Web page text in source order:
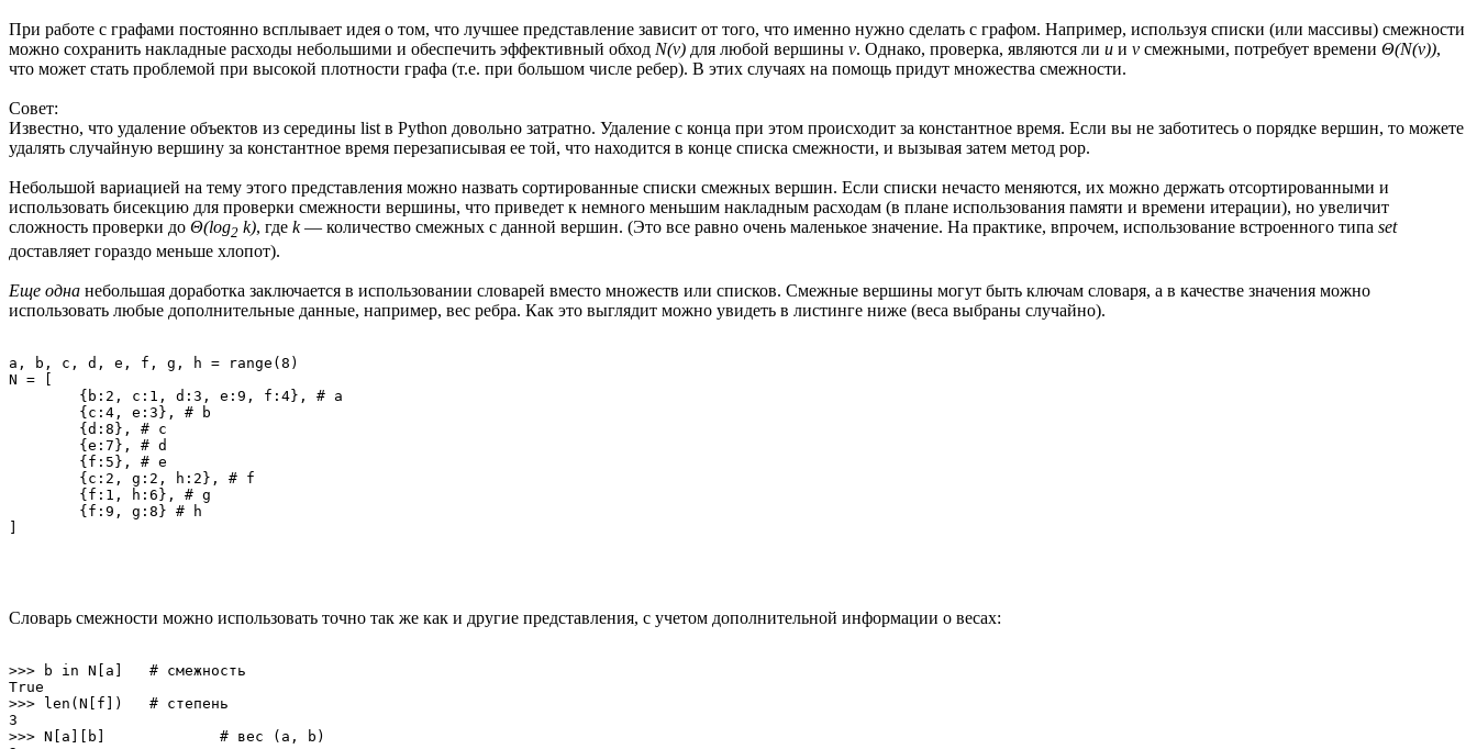
При работе с графами постоянно всплывает идея о том, что лучшее представление зависит от того, что именно нужно сделать с графом. Например, используя списки (или массивы) смежности
можно сохранить накладные расходы небольшими и обеспечить эффективный обход N(v) для любой вершины v. Однако, проверка, являются ли u и v смежными, потребует времени Θ(N(v)),
что может стать проблемой при высокой плотности графа (т.е. при большом числе ребер). В этих случаях на помощь придут множества смежности.
Совет:
Известно, что удаление объектов из середины list в Python довольно затратно. Удаление с конца при этом происходит за константное время. Если вы не заботитесь о порядке вершин, то можете
удалять случайную вершину за константное время перезаписывая ее той, что находится в конце списка смежности, и вызывая затем метод pop.
Небольшой вариацией на тему этого представления можно назвать сортированные списки смежных вершин. Если списки нечасто меняются, их можно держать отсортированными и
использовать бисекцию для проверки смежности вершины, что приведет к немного меньшим накладным расходам (в плане использования памяти и времени итерации), но увеличит
сложность проверки до Θ(log2 k), где k— количество смежных с данной вершин. (Это все равно очень маленькое значение. На практике, впрочем, использование встроенного типа set
доставляет гораздо меньше хлопот).
Еще одна небольшая доработка заключается в использовании словарей вместо множеств или списков. Смежные вершины могут быть ключам словаря, а в качестве значения можно
использовать любые дополнительные данные, например, вес ребра. Как это выглядит можно увидеть в листинге ниже (веса выбраны случайно).
a, b, c, d, e, f, g, h = range(8)
N = [
Словарь смежности можно использовать точно так же как и другие представления, с учетом дополнительной информации о весах:
>>> b in N[a]	# смежность
True
>>> len(N[f])	# степень
3
>>> N[a][b]		# вес (a, b)